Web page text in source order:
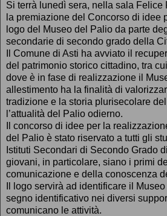
Si terrà lunedì sera, nella sala Felice
la premiazione del Concorso di idee
logo del Museo del Palio da parte
secondarie di secondo grado della
Il Comune di Asti ha avviato il
del patrimonio storico cittadino, tra
dove è in fase di realizzazione il
allestimento ha la finalità di
tradizione e la storia plurisecolare
l’attualità del Palio odierno.
Il concorso di idee per la
del Palio è stato riservato a tutti gli
Istituti Secondari di Secondo Grado
giovani, in particolare, siano i primi
comunicazione e della conoscenza
Il logo servirà ad identificare il
segno identificativo nei diversi
comunicano le attività.